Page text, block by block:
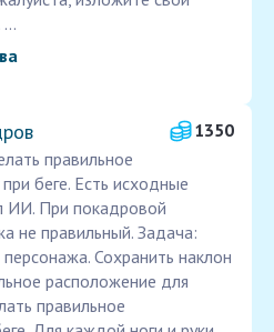
1350
правильное
беге. Есть исходные
ИИ. При покадровой
не правильный. Задача:
Сохранить наклон
расположение для
правильное